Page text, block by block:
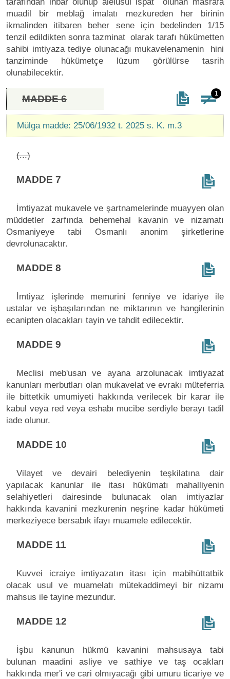
muadil bir meblağ imalatı mezkureden her birinin
ikmalinden itibaren beher sene için bedelinden 1/15
tenzil edildikten sonra tazminat olarak tarafı hükümetten
sahibi imtiyaza tediye olunacağı mukavelenamenin hini
tanziminde hükümetçe lüzum görülürse tasrih
olunabilecektir.
MADDE 6 1
Mülga madde: 25/06/1932 t. 2025 s. K. m.3
(...)
MADDE 7
İmtiyazat mukavele ve şartnamelerinde muayyen olan
müddetler zarfında behemehal kavanin ve nizamatı
Osmaniyeye tabi Osmanlı anonim şirketlerine
devrolunacaktır.
MADDE 8
İmtiyaz işlerinde memurini fenniye ve idariye ile
ustalar ve işbaşılarından ne miktarının ve hangilerinin
ecanipten olacakları tayin ve tahdit edilecektir.
MADDE 9
Meclisi meb'usan ve ayana arzolunacak imtiyazat
kanunları merbutları olan mukavelat ve evrakı müteferria
ile bittetkik umumiyeti hakkında verilecek bir karar ile
kabul veya red veya eshabı mucibe serdiyle berayı tadil
iade olunur.
MADDE 10
Vilayet ve devairi belediyenin teşkilatına dair
yapılacak kanunlar ile itası hükümatı mahalliyenin
selahiyetleri dairesinde bulunacak olan imtiyazlar
hakkında kavanini mezkurenin neşrine kadar hükümeti
merkeziyece bersabık ifayı muamele edilecektir.
MADDE 11
Kuvvei icraiye imtiyazatın itası için mabihüttatbik
olacak usul ve muamelatı mütekaddimeyi bir nizamı
mahsus ile tayine mezundur.
MADDE 12
İşbu kanunun hükmü kavanini mahsusaya tabi
bulunan maadini asliye ve sathiye ve taş ocakları
hakkında mer'i ve cari olmıyacağı gibi umuru ticariye ve